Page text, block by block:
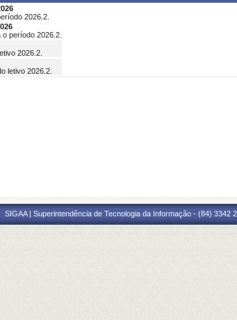
2026.2.
período 2026.2.
2026.2.
letivo 2026.2.
SIGAA | Superintendência de Tecnologia da Informação - (84)